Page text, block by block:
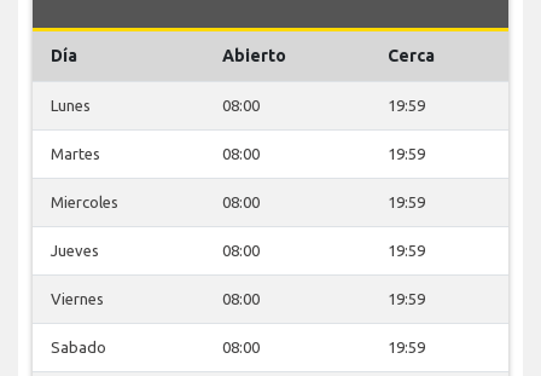
Día Abierto Cerca
Lunes 08:00 19:59
Martes 08:00 19:59
Miercoles 08:00 19:59
Jueves 08:00 19:59
Viernes 08:00 19:59
Sabado 08:00 19:59